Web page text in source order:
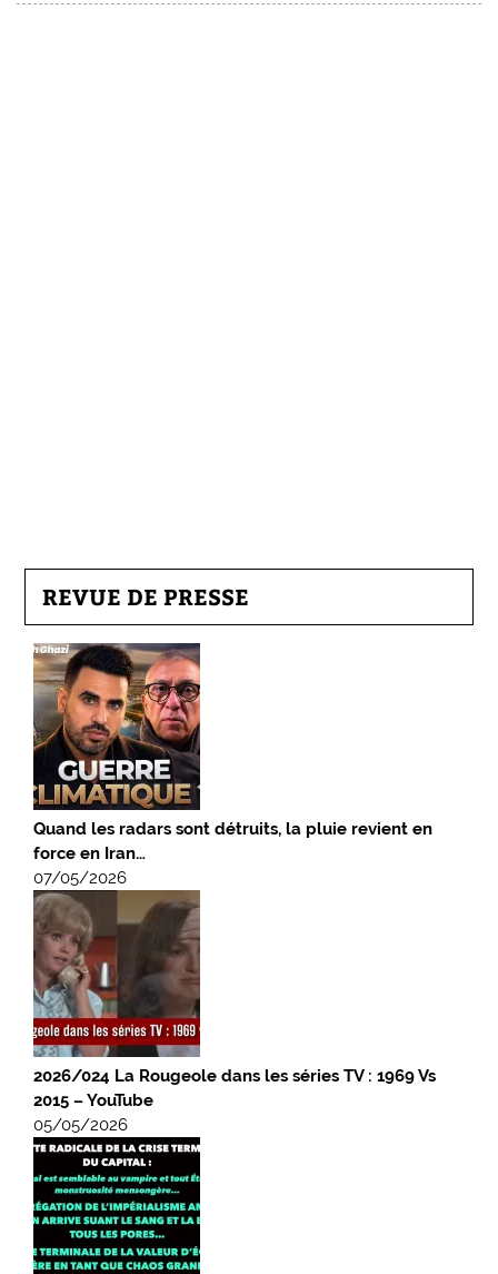
REVUE DE PRESSE
Quand les radars sont détruits, la pluie revient en
force en Iran…
07/05/2026
2026/024 La Rougeole dans les séries TV : 1969 Vs
2015 – YouTube
05/05/2026